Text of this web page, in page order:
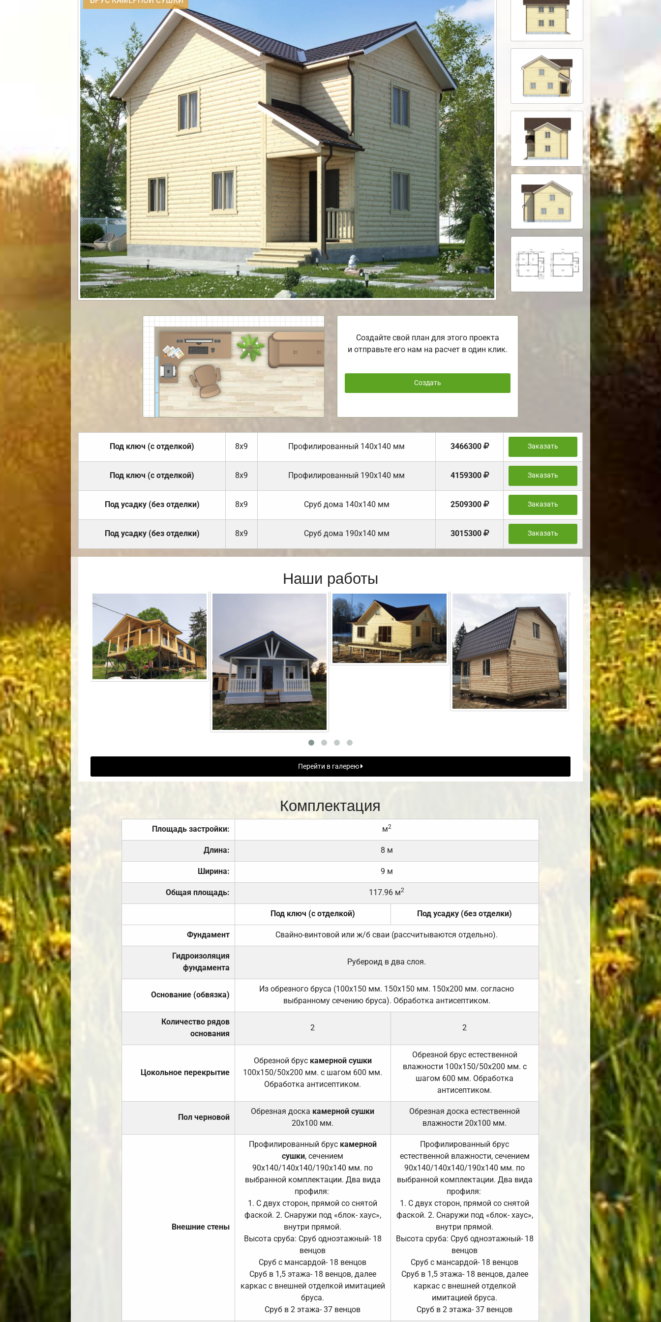
Создайте свой план для этого проекта
и отправьте его нам на расчет в один клик.
Создать
Под ключ (с отделкой) 8х9 Профилированный 140х140 мм 3466300 Заказать
Под ключ (с отделкой) 8х9 Профилированный 190х140 мм 4159300 Заказать
Под усадку (без отделки) 8х9 Cруб дома 140х140 мм 2509300 Заказать
Под усадку (без отделки) 8х9 Cруб дома 190х140 мм 3015300 Заказать
Наши работы
Перейти в галерею
Комплектация
Площадь застройки: м2
Длина: 8 м
Ширина: 9 м
Общая площадь: 117.96 м2
Под ключ (с отделкой) Под усадку (без отделки)
Фундамент Свайно-винтовой или ж/б сваи (рассчитываются отдельно).
Гидроизоляция
фундамента
Рубероид в два слоя.
Основание (обвязка)
Из обрезного бруса (100х150 мм. 150х150 мм. 150х200 мм. согласно
выбранному сечению бруса). Обработка антисептиком.
Количество рядов
основания
2 2
Цокольное перекрытие
Обрезной брус камерной сушки
100х150/50х200 мм. с шагом 600 мм.
Обработка антисептиком.
Обрезной брус естественной
влажности 100х150/50х200 мм. с
шагом 600 мм. Обработка
антисептиком.
Пол черновой
Обрезная доска камерной сушки
20х100 мм.
Обрезная доска естественной
влажности 20х100 мм.
Внешние стены
Профилированный брус камерной
сушки, сечением
90х140/140х140/190х140 мм. по
выбранной комплектации. Два вида
профиля:
1. С двух сторон, прямой со снятой
фаской. 2. Снаружи под «блок- хаус»,
внутри прямой.
Высота сруба: Сруб одноэтажный- 18
венцов
Сруб с мансардой- 18 венцов
Сруб в 1,5 этажа- 18 венцов, далее
каркас с внешней отделкой имитацией
бруса.
Сруб в 2 этажа- 37 венцов
Профилированный брус
естественной влажности, сечением
90х140/140х140/190х140 мм. по
выбранной комплектации. Два вида
профиля:
1. С двух сторон, прямой со снятой
фаской. 2. Снаружи под «блок- хаус»,
внутри прямой.
Высота сруба: Сруб одноэтажный- 18
венцов
Сруб с мансардой- 18 венцов
Сруб в 1,5 этажа- 18 венцов, далее
каркас с внешней отделкой
имитацией бруса.
Сруб в 2 этажа- 37 венцов